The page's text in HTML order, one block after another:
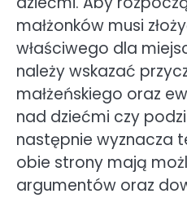
małżonków musi
właściwego dla
należy wskazać
małżeńskiego oraz
nad dziećmi czy
następnie wyznacza
obie strony mają
argumentów oraz